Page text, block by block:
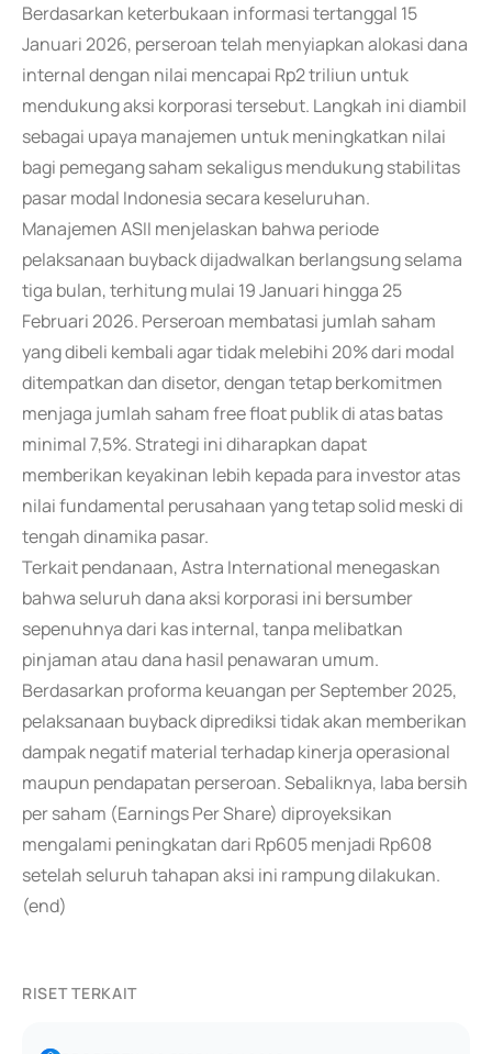
Berdasarkan keterbukaan informasi tertanggal 15
Januari 2026, perseroan telah menyiapkan alokasi dana
internal dengan nilai mencapai Rp2 triliun untuk
mendukung aksi korporasi tersebut. Langkah ini diambil
sebagai upaya manajemen untuk meningkatkan nilai
bagi pemegang saham sekaligus mendukung stabilitas
pasar modal Indonesia secara keseluruhan.
Manajemen ASII menjelaskan bahwa periode
pelaksanaan buyback dijadwalkan berlangsung selama
tiga bulan, terhitung mulai 19 Januari hingga 25
Februari 2026. Perseroan membatasi jumlah saham
yang dibeli kembali agar tidak melebihi 20% dari modal
ditempatkan dan disetor, dengan tetap berkomitmen
menjaga jumlah saham free float publik di atas batas
minimal 7,5%. Strategi ini diharapkan dapat
memberikan keyakinan lebih kepada para investor atas
nilai fundamental perusahaan yang tetap solid meski di
tengah dinamika pasar.
Terkait pendanaan, Astra International menegaskan
bahwa seluruh dana aksi korporasi ini bersumber
sepenuhnya dari kas internal, tanpa melibatkan
pinjaman atau dana hasil penawaran umum.
Berdasarkan proforma keuangan per September 2025,
pelaksanaan buyback diprediksi tidak akan memberikan
dampak negatif material terhadap kinerja operasional
maupun pendapatan perseroan. Sebaliknya, laba bersih
per saham (Earnings Per Share) diproyeksikan
mengalami peningkatan dari Rp605 menjadi Rp608
setelah seluruh tahapan aksi ini rampung dilakukan.
(end)
RISET TERKAIT